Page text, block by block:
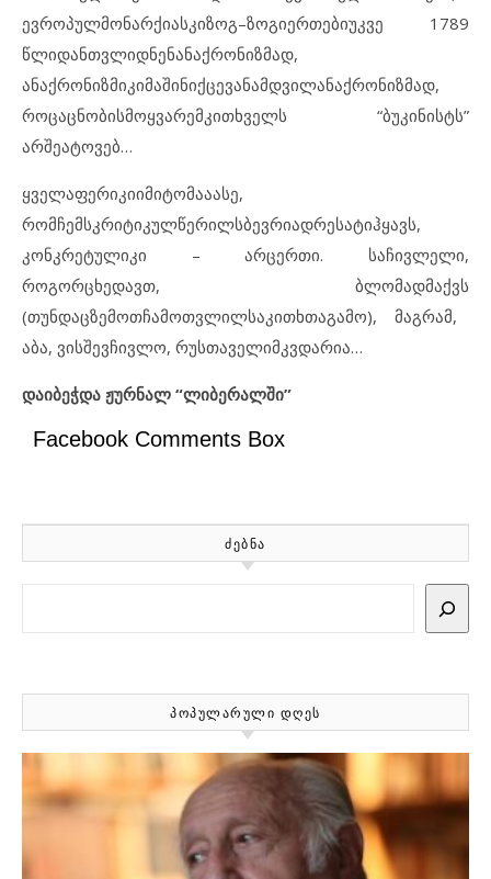
ევროპულმონარქიასკიზოგ–ზოგიერთებიუკვე 1789
წლიდანთვლიდნენანაქრონიზმად,
ანაქრონიზმიკიმაშინიქცევანამდვილანაქრონიზმად,
როცაცნობისმოყვარემკითხველს “ბუკინისტს”
არშეატოვებ…
ყველაფერიკიიმიტომააასე,
რომჩემსკრიტიკულწერილსბევრიადრესატიჰყავს,
კონკრეტულიკი –არცერთი. საჩივლელი,
როგორცხედავთ, ბლომადმაქვს
(თუნდაცზემოთჩამოთვლილსაკითხთაგამო), მაგრამ,
აბა, ვისშევჩივლო, რუსთაველიმკვდარია…
დაიბეჭდა ჟურნალ “ლიბერალში”
Facebook Comments Box
ᲫᲔᲑᲜᲐ
ᲞᲝᲞᲣᲚᲐᲠᲣᲚᲘ ᲓᲦᲔᲡ